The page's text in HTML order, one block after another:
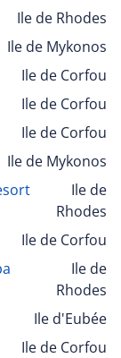
Ile de Rhodes
Ile de Mykonos
Ile de Corfou
Ile de Corfou
Ile de Corfou
Ile de Mykonos
Ile de
Rhodes
Ile de Corfou
Ile de
Rhodes
Ile d'Eubée
Ile de Corfou